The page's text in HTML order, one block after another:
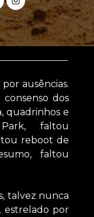
ausências.
dos
quadrinhos e
faltou
reboot de
faltou
talvez nunca
estrelado por